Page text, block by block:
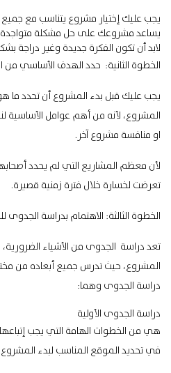
يجب عليك إختيار مشروع يتناسب مع
يساعد مشروعك على حل مشكلة متواجدة
لابد أن تكون الفكرة جديدة وغير دراجة
الخطوة الثانية: حدد الهدف الأساسي من
يجب عليك قبل بدء المشروع أن تحدد ما
المشروع، لأنه من أهم عوامل الأساسية
او منافسة مشروع آخر.
لأن معظم المشاريع التي لم يحدد
تعرضت لخسارة خلال فترة زمنية قصيرة.
الخطوة الثالثة: الاهتمام بدراسة الجدوى
تعد دراسة الجدوى من الأشياء
المشروع، حيث تدرس جميع أبعاده من
دراسة الجدوى وهما:
دراسة الجدوى الأولية
هي من الخطوات الهامة التي يجب
في تحديد الموقع المناسب لبدء